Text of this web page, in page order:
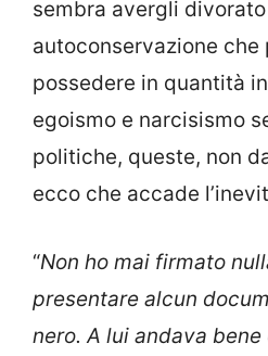
sembra avergli
autoconservazione che
possedere in quantità
egoismo e narcisismo
politiche, queste, non
ecco che accade
“Non ho mai firmato
presentare alcun
nero. A lui andava bene